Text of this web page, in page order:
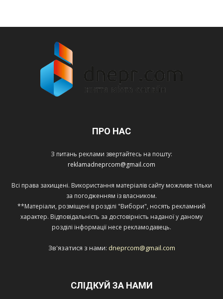
ПРО НАС
З питань реклами звертайтесь на пошту:
reklamadneprcom@gmail.com
Всі права захищені. Використання матеріалів сайту можливе тільки
за погодженням із власником.
**Матеріали, розміщені в розділі "Вибори", носять рекламний
характер. Відповідальність за достовірність наданої у даному
розділі інформації несе рекламодавець.
Зв'язатися з нами: dneprcom@gmail.com
СЛІДКУЙ ЗА НАМИ